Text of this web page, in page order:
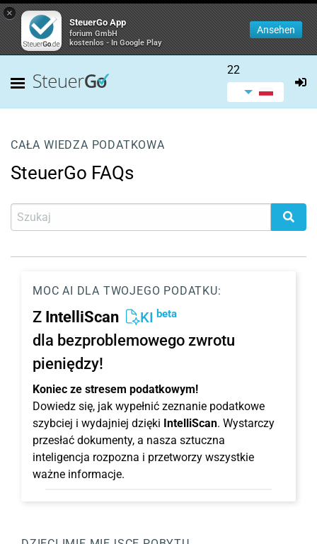
×
SteuerGo App
forium GmbH
kostenlos - In Google Play
Ansehen
22
CAŁA WIEDZA PODATKOWA
SteuerGo FAQs
MOC AI DLA TWOJEGO PODATKU:
Z IntelliScan KI beta
dla bezproblemowego zwrotu
pieniędzy!
Koniec ze stresem podatkowym!
Dowiedz się, jak wypełnić zeznanie podatkowe
szybciej i wydajniej dzięki IntelliScan. Wystarczy
przesłać dokumenty, a nasza sztuczna
inteligencja rozpozna i przetworzy wszystkie
ważne informacje.